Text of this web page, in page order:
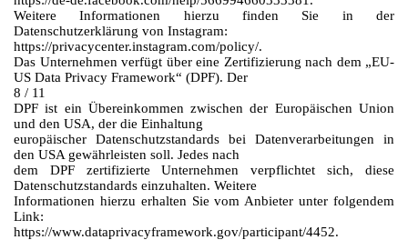
Weitere Informationen hierzu finden Sie in der
Datenschutzerklärung von Instagram:
https://privacycenter.instagram.com/policy/.
Das Unternehmen verfügt über eine Zertifizierung nach dem „EU-
US Data Privacy Framework“ (DPF). Der
8 / 11
DPF ist ein Übereinkommen zwischen der Europäischen Union
und den USA, der die Einhaltung
europäischer Datenschutzstandards bei Datenverarbeitungen in
den USA gewährleisten soll. Jedes nach
dem DPF zertifizierte Unternehmen verpflichtet sich, diese
Datenschutzstandards einzuhalten. Weitere
Informationen hierzu erhalten Sie vom Anbieter unter folgendem
Link:
https://www.dataprivacyframework.gov/participant/4452.